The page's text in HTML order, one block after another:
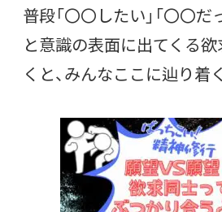
普段「〇〇したい」「〇〇だ
と意識の表面に出てくる
くと、みんなここに辿り着